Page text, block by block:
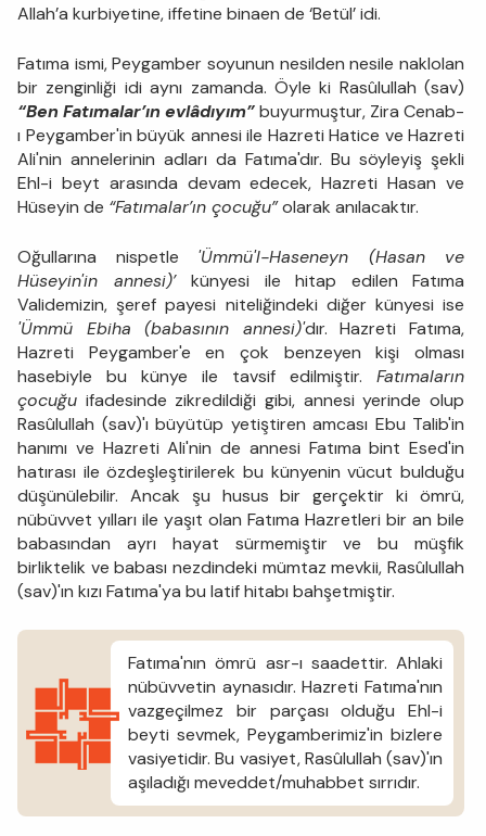
Allah’a kurbiyetine, iffetine binaen de ‘Betül’ idi.
Fatıma ismi, Peygamber soyunun nesilden nesile naklolan
bir zenginliği idi aynı zamanda. Öyle ki Rasûlullah (sav)
“Ben Fatımalar’ın evlâdıyım”buyurmuştur, Zira Cenab-
ı Peygamber'in büyük annesi ile Hazreti Hatice ve Hazreti
Ali'nin annelerinin adları da Fatıma'dır. Bu söyleyiş şekli
Ehl-i beyt arasında devam edecek, Hazreti Hasan ve
Hüseyin de “Fatımalar’ın çocuğu”olarak anılacaktır.
Oğullarına nispetle 'Ümmü'l-Haseneyn (Hasan ve
Hüseyin'in annesi)’ künyesi ile hitap edilen Fatıma
Validemizin, şeref payesi niteliğindeki diğer künyesi ise
'Ümmü Ebiha (babasının annesi)'dır. Hazreti Fatıma,
Hazreti Peygamber'e en çok benzeyen kişi olması
hasebiyle bu künye ile tavsif edilmiştir. Fatımaların
çocuğu ifadesinde zikredildiği gibi, annesi yerinde olup
Rasûlullah (sav)'ı büyütüp yetiştiren amcası Ebu Talib'in
hanımı ve Hazreti Ali'nin de annesi Fatıma bint Esed'in
hatırası ile özdeşleştirilerek bu künyenin vücut bulduğu
düşünülebilir. Ancak şu husus bir gerçektir ki ömrü,
nübüvvet yılları ile yaşıt olan Fatıma Hazretleri bir an bile
babasından ayrı hayat sürmemiştir ve bu müşfik
birliktelik ve babası nezdindeki mümtaz mevkii, Rasûlullah
(sav)'ın kızı Fatıma'ya bu latif hitabı bahşetmiştir.
Fatıma'nın ömrü asr-ı saadettir. Ahlaki
nübüvvetin aynasıdır. Hazreti Fatıma'nın
vazgeçilmez bir parçası olduğu Ehl-i
beyti sevmek, Peygamberimiz'in bizlere
vasiyetidir. Bu vasiyet, Rasûlullah (sav)'ın
aşıladığı meveddet/muhabbet sırrıdır.